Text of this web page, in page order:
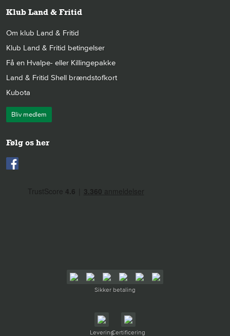
Klub Land & Fritid
Om klub Land & Fritid
Klub Land & Fritid betingelser
Få en Hvalpe- eller Killingepakke
Land & Fritid Shell brændstofkort
Kubota
Bliv medlem
Følg os her
Sikker betaling
LeveringCertificering